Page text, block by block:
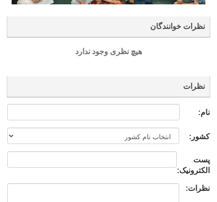
نظرات خوانندگان
هیچ نظری وجود ندارد
نظرات
نام:
کشور:
پست
الکترونیک:
نظرات: